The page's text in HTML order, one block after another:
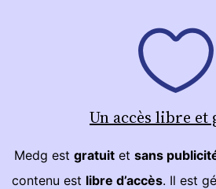
Un accès libre
Medg est gratuitet sans
contenu est libre d’accès. Il est